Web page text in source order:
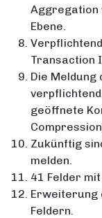
Aggregation
Ebene.
Transaction
Die Meldung
geöffnete
Zukünftig
melden.
41 Felder
Erweiterung
Feldern.